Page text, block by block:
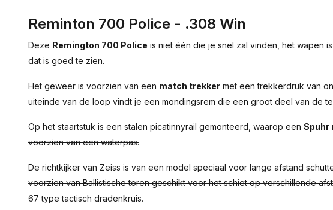
Reminton 700 Police - .308 Win
Deze Remington 700 Police is niet één die je snel zal vinden, het wapen
dat is goed te zien.
Het geweer is voorzien van een match trekker met een trekkerdruk van
uiteinde van de loop vindt je een mondingsrem die een groot deel van de
Op het staartstuk is een stalen picatinnyrail gemonteerd, waarop eenSpuhr
voorzien van een waterpas.
De richtkijker van Zeiss is van een model speciaal voor lange afstand
voorzien van Ballistische toren geschikt voor het schiet op verschillende
67 type tactisch dradenkruis.